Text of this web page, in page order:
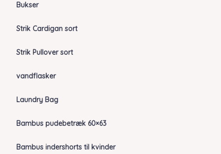
Bukser
Strik Cardigan sort
Strik Pullover sort
vandflasker
Laundry Bag
Bambus pudebetræk 60×63
Bambus indershorts til kvinder